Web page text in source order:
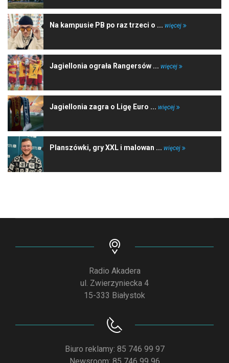
Na kampusie PB po raz trzeci o ... więcej
Jagiellonia ograła Rangersów ... więcej
Jagiellonia zagra o Ligę Euro ... więcej
Planszówki, gry XXL i malowan ... więcej
Radio Akadera
ul. Zwierzyniecka 4
15-333 Białystok
Biuro reklamy: 85 746 99 97